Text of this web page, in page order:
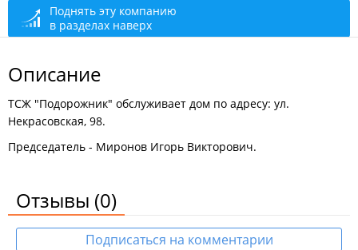
сегодня закрыто
Приемные часы сегодня закрыто
Поднять эту компанию
в разделах наверх
Описание
ТСЖ "Подорожник" обслуживает дом по адресу: ул.
Некрасовская, 98.
Председатель - Миронов Игорь Викторович.
Отзывы (0)
Подписаться на комментарии